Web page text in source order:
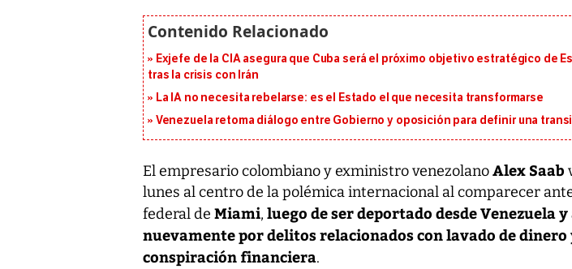
Exjefe de la CIA asegura que Cuba será el próximo objetivo estratégico de
tras la crisis con Irán
La IA no necesita rebelarse: es el Estado el que necesita transformarse
Venezuela retoma diálogo entre Gobierno y oposición para definir una
El empresario colombiano y exministro venezolanoAlex Saab
lunes al centro de la polémica internacional al comparecer
federal de Miami, luego de ser deportado desde Venezuela y
nuevamente por delitos relacionados con lavado de dinero
conspiración financiera.